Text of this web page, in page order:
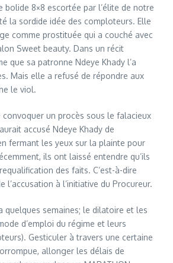
bolide 8×8 escortée par l’élite de notre
la sordide idée des comploteurs. Elle
comme prostituée qui a couché avec
Sweet beauty. Dans un récit
que sa patronne Ndeye Khady l’a
Mais elle a refusé de répondre aux
le viol.
convoquer un procès sous le falacieux
accusé Ndeye Khady de
fermant les yeux sur la plainte pour
ils ont laissé entendre qu’ils
des faits. C’est-à-dire
l’accusation à l’initiative du Procureur.
quelques semaines; le dilatoire et les
d’emploi du régime et leurs
Gesticuler à travers une certaine
allonger les délais de